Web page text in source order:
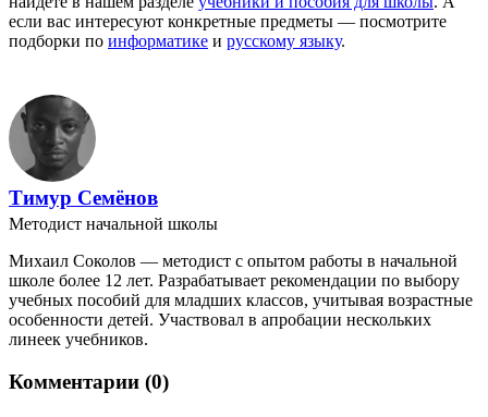
если вас интересуют конкретные предметы — посмотрите
подборки по информатике и русскому языку.
Тимур Семёнов
Методист начальной школы
Михаил Соколов — методист с опытом работы в начальной
школе более 12 лет. Разрабатывает рекомендации по выбору
учебных пособий для младших классов, учитывая возрастные
особенности детей. Участвовал в апробации нескольких
линеек учебников.
Комментарии (0)